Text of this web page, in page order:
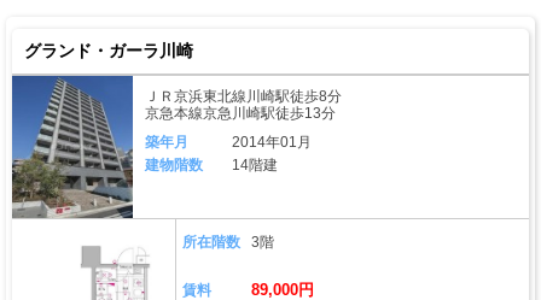
グランド・ガーラ川崎
ＪＲ京浜東北線川崎駅徒歩8分
京急本線京急川崎駅徒歩13分
築年月
2014年01月
建物階数
14階建
所在階数 3階
賃料 89,000円